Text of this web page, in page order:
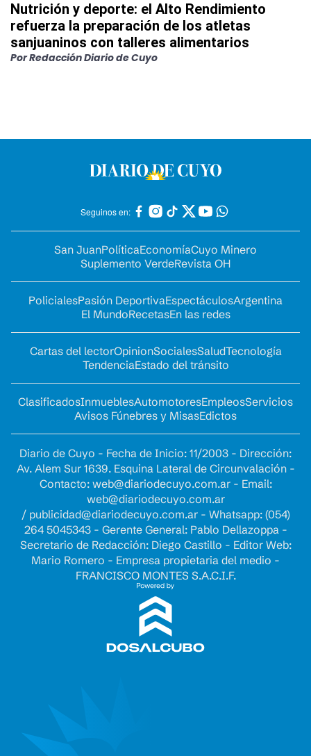
Nutrición y deporte: el Alto Rendimiento
refuerza la preparación de los atletas
sanjuaninos con talleres alimentarios
PorRedacción Diario de Cuyo
Seguinos en:
San JuanPolíticaEconomíaCuyo Minero
Suplemento VerdeRevista OH
PolicialesPasión DeportivaEspectáculosArgentina
El MundoRecetasEn las redes
Cartas del lectorOpinionSocialesSaludTecnología
TendenciaEstado del tránsito
ClasificadosInmueblesAutomotoresEmpleosServicios
Avisos Fúnebres y MisasEdictos
Diario de Cuyo - Fecha de Inicio: 11/2003 - Dirección:
Av. Alem Sur 1639. Esquina Lateral de Circunvalación -
Contacto: web@diariodecuyo.com.ar- Email:
web@diariodecuyo.com.ar
/ publicidad@diariodecuyo.com.ar- Whatsapp: (054)
264 5045343 - Gerente General: Pablo Dellazoppa -
Secretario de Redacción: Diego Castillo - Editor Web:
Mario Romero - Empresa propietaria del medio -
FRANCISCO MONTES S.A.C.I.F.